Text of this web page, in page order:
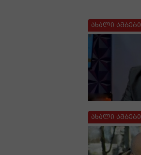
ახალი ამბები
ახალი ამბები